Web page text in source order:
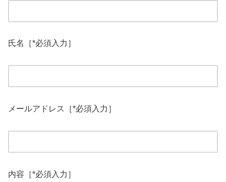
氏名［*必須入力］
メールアドレス［*必須入力］
内容［*必須入力］